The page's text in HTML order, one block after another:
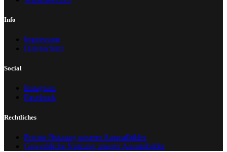
Info
Impressum
Datenschutz
Social
Instagram
Facebook
Rechtliches
Private Nutzung unserer Ausmalbilder
Gewerbliche Nutzung unserer Ausmalbilder